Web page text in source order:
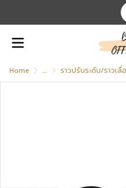
Home ... ราวปรับระดับ/ราวเลื่